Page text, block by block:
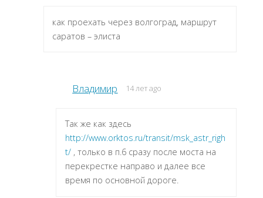
как проехать через волгоград, маршрут
саратов – элиста
Владимир 14 лет ago
Так же как здесь
http://www.orktos.ru/transit/msk_astr_righ
t/, только в п.6 сразу после моста на
перекрестке направо и далее все
время по основной дороге.